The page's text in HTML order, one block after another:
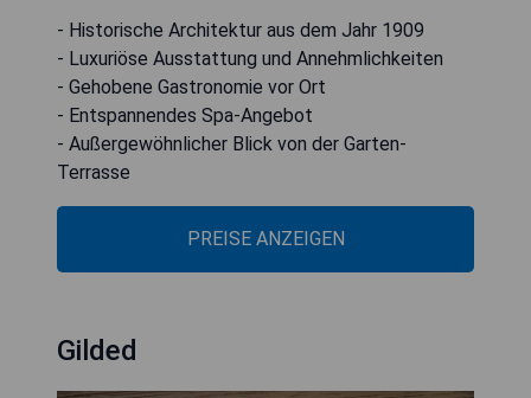
- Historische Architektur aus dem Jahr 1909
- Luxuriöse Ausstattung und Annehmlichkeiten
- Gehobene Gastronomie vor Ort
- Entspannendes Spa-Angebot
- Außergewöhnlicher Blick von der Garten-
Terrasse
PREISE ANZEIGEN
Gilded